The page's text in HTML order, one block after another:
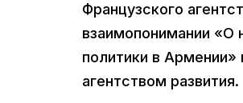
Французского
взаимопонимании «О
политики в
агентством развития.